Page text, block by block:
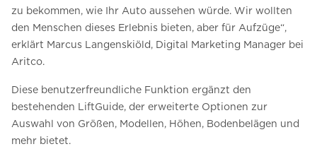
zu bekommen, wie Ihr Auto aussehen würde. Wir wollten
den Menschen dieses Erlebnis bieten, aber für Aufzüge“,
erklärt Marcus Langenskiöld, Digital Marketing Manager bei
Aritco.
Diese benutzerfreundliche Funktion ergänzt den
bestehenden LiftGuide, der erweiterte Optionen zur
Auswahl von Größen, Modellen, Höhen, Bodenbelägen und
mehr bietet.